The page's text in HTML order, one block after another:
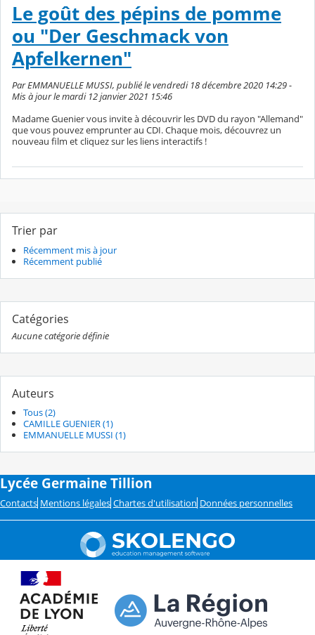
Le goût des pépins de pomme
ou "Der Geschmack von
Apfelkernen"
Par EMMANUELLE MUSSI, publié le vendredi 18 décembre 2020 14:29 -
Mis à jour le mardi 12 janvier 2021 15:46
Madame Guenier vous invite à découvrir les DVD du rayon "Allemand"
que vous pouvez emprunter au CDI. Chaque mois, découvrez un
nouveau film et cliquez sur les liens interactifs !
Trier par
Récemment mis à jour
Récemment publié
Catégories
Aucune catégorie définie
Auteurs
Tous (2)
CAMILLE GUENIER (1)
EMMANUELLE MUSSI (1)
Lycée Germaine Tillion
Contacts Mentions légales Chartes d'utilisation Données personnelles